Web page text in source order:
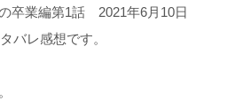
卒業編第1話 2021年6月10日
バレ感想です。